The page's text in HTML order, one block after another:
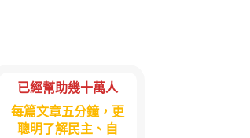
已經幫助幾十萬人
每篇文章五分鐘，更
聰明了解民主、自